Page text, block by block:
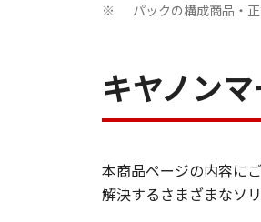
※ パックの構成商品・
キヤノン
本商品ページの内容に
解決するさまざまなソ